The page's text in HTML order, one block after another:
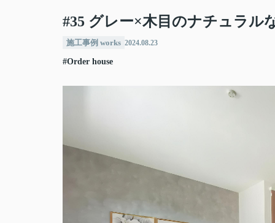
#35 グレー×木目のナチュラル
施工事例 works 2024.08.23
#Order house